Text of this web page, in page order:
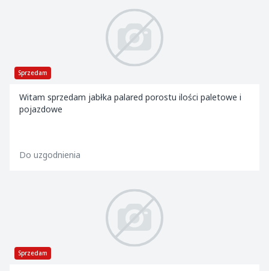
Sprzedam
Witam sprzedam jabłka palared porostu ilości paletowe i
pojazdowe
Do uzgodnienia
Sprzedam